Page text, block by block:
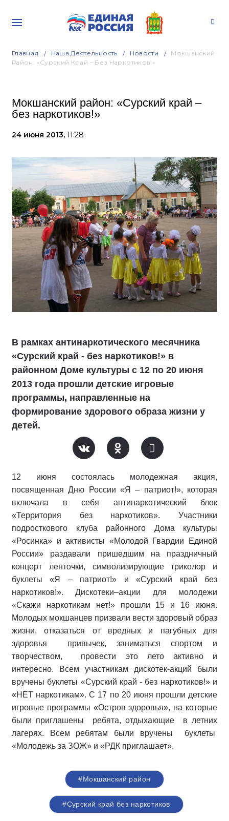
Главная Наша Деятельность Новости
Мокшанский
Район: «Сурский Край – Без Наркотиков!»
Мокшанский район: «Сурский край –
без наркотиков!»
24 июня 2013, 11:28
В рамках антинаркотического месячника
«Сурский край - без наркотиков!» в
районном Доме культуры с 12 по 20 июня
2013 года прошли детские игровые
программы, направленные на
формирование здорового образа жизни у
детей.
12 июня состоялась молодежная акция,
посвященная Дню России «Я – патриот!», которая
включала в себя антинаркотический блок
«Территория без наркотиков». Участники
подросткового клуба районного Дома культуры
«Росинка» и активисты «Молодой Гвардии Единой
России» раздавали пришедшим на праздничный
концерт ленточки, символизирующие триколор и
буклеты «Я – патриот!» и «Сурский край без
наркотиков!». Дискотеки–акции для молодежи
«Скажи наркотикам нет!» прошли 15 и 16 июня.
Молодых мокшанцев призвали вести здоровый образ
жизни, отказаться от вредных и пагубных для
здоровья привычек, заниматься спортом и
творчеством, провести это лето активно и
интересно. Всем участникам дискотек-акций были
вручены буклеты «Сурский край - без наркотиков!» и
«НЕТ наркотикам». С 17 по 20 июня прошли детские
игровые программы «Остров здоровья», на которые
были приглашены ребята, отдыхающие в летних
лагерях. Всем ребятам были вручены буклеты
«Молодежь за ЗОЖ» и «РДК приглашает».
#Мокшанский район
#Сурский край без наркотиков